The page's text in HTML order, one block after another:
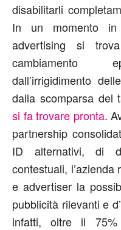
disabilitarli
In un momento
advertising si
cambiamento
dall’irrigidimento
dalla scomparsa del
si fa trovare pronta.
partnership
ID alternativi, di
contestuali,
e advertiser la
pubblicità rilevanti e
infatti, oltre il 75%